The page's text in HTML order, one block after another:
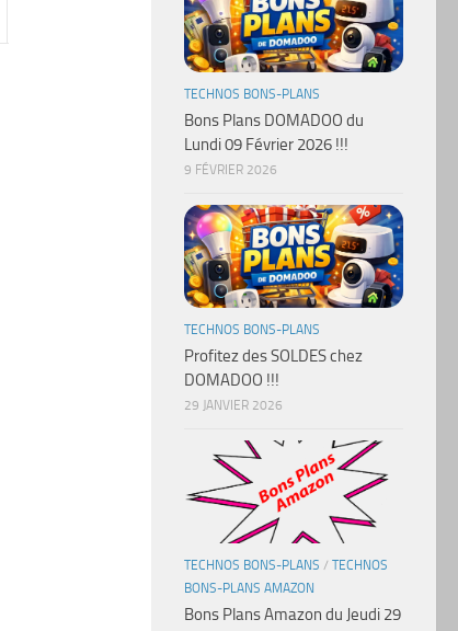
TECHNOS BONS-PLANS
Bons Plans DOMADOO du
Lundi 09 Février 2026 !!!
9 FÉVRIER 2026
TECHNOS BONS-PLANS
Profitez des SOLDES chez
DOMADOO !!!
29 JANVIER 2026
TECHNOS BONS-PLANS / TECHNOS
BONS-PLANS AMAZON
Bons Plans Amazon du Jeudi 29